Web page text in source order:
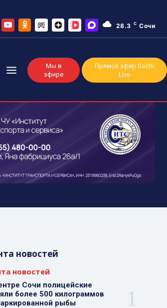
28.3 C Сочи
Мы в
эфире
Прямой эфир Sochi
Live
новостей
новостей
Сочи полицейские
более 500 килограммов
рыбы